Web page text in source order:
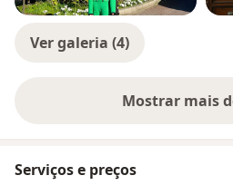
Ver galeria (4)
Mostrar mais
Serviços e preços